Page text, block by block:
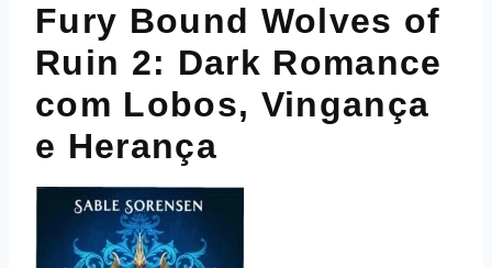
Fury Bound Wolves of
Ruin 2: Dark Romance
com Lobos, Vingança
e Herança